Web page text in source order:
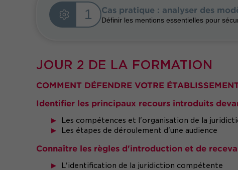
1 Cas pratique : analyser des
Définir les mentions essentielles pour
JOUR 2 DE LA FORMATION
COMMENT DÉFENDRE VOTRE
Identifier les principaux recours introduits
Les compétences et l'organisation de la
Les étapes de déroulement d'une audience
Connaître les règles d'introduction et de
L'identification de la juridiction compétente